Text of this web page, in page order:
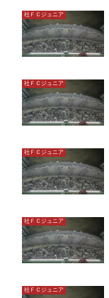
社ＦＣジュニア
社ＦＣジュニア
社ＦＣジュニア
社ＦＣジュニア
社ＦＣジュニア